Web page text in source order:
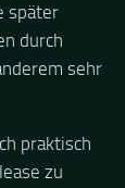
später
durch
sehr
praktisch
zu